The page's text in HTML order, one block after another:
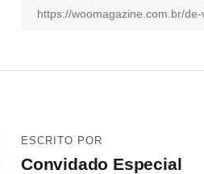
ESCRITO POR
Convidado Especial